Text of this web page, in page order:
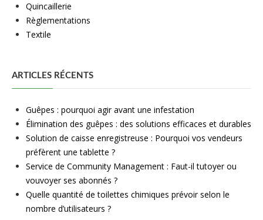
Quincaillerie
Règlementations
Textile
ARTICLES RÉCENTS
Guêpes : pourquoi agir avant une infestation
Élimination des guêpes : des solutions efficaces et durables
Solution de caisse enregistreuse : Pourquoi vos vendeurs
préfèrent une tablette ?
Service de Community Management : Faut-il tutoyer ou
vouvoyer ses abonnés ?
Quelle quantité de toilettes chimiques prévoir selon le
nombre d’utilisateurs ?